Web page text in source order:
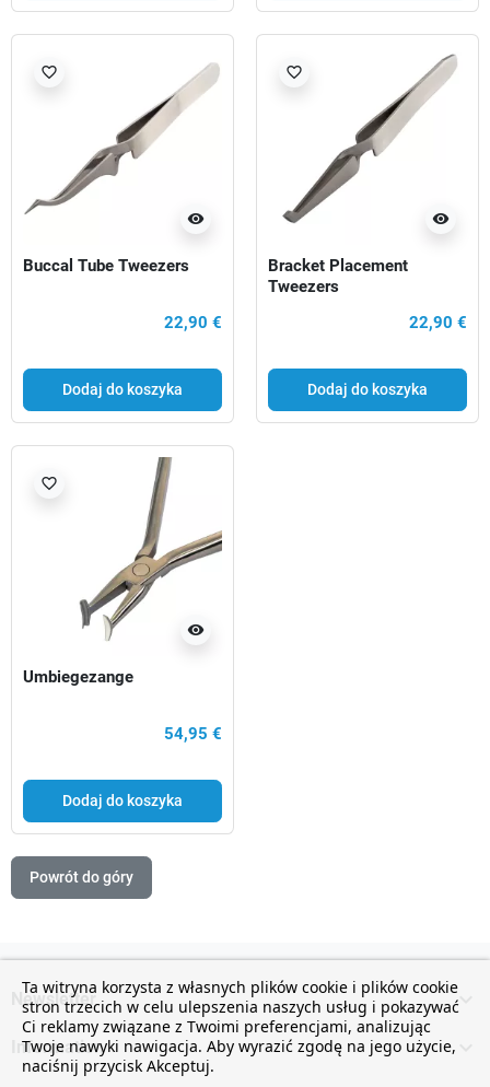
visibility
favorite_border
Buccal Tube Tweezers
22,90 €
Dodaj do koszyka
visibility
favorite_border
Bracket Placement
Tweezers
22,90 €
Dodaj do koszyka
visibility
favorite_border
Umbiegezange
54,95 €
Dodaj do koszyka
Powrót do góry
Newsletter 
Information 
Ta witryna korzysta z własnych plików cookie i plików cookie
stron trzecich w celu ulepszenia naszych usług i pokazywać
Ci reklamy związane z Twoimi preferencjami, analizując
Twoje nawyki nawigacja. Aby wyrazić zgodę na jego użycie,
naciśnij przycisk Akceptuj.